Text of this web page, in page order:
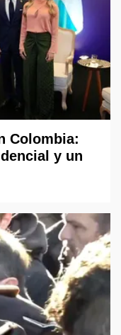
Colombia:
y un